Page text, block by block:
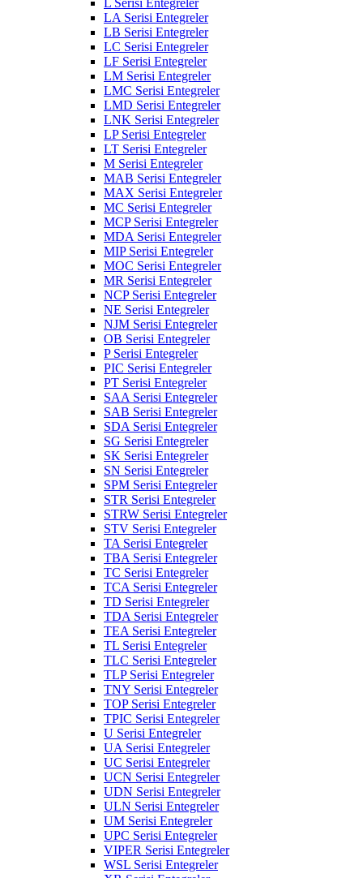
L Serisi Entegreler
LA Serisi Entegreler
LB Serisi Entegreler
LC Serisi Entegreler
LF Serisi Entegreler
LM Serisi Entegreler
LMC Serisi Entegreler
LMD Serisi Entegreler
LNK Serisi Entegreler
LP Serisi Entegreler
LT Serisi Entegreler
M Serisi Entegreler
MAB Serisi Entegreler
MAX Serisi Entegreler
MC Serisi Entegreler
MCP Serisi Entegreler
MDA Serisi Entegreler
MIP Serisi Entegreler
MOC Serisi Entegreler
MR Serisi Entegreler
NCP Serisi Entegreler
NE Serisi Entegreler
NJM Serisi Entegreler
OB Serisi Entegreler
P Serisi Entegreler
PIC Serisi Entegreler
PT Serisi Entegreler
SAA Serisi Entegreler
SAB Serisi Entegreler
SDA Serisi Entegreler
SG Serisi Entegreler
SK Serisi Entegreler
SN Serisi Entegreler
SPM Serisi Entegreler
STR Serisi Entegreler
STRW Serisi Entegreler
STV Serisi Entegreler
TA Serisi Entegreler
TBA Serisi Entegreler
TC Serisi Entegreler
TCA Serisi Entegreler
TD Serisi Entegreler
TDA Serisi Entegreler
TEA Serisi Entegreler
TL Serisi Entegreler
TLC Serisi Entegreler
TLP Serisi Entegreler
TNY Serisi Entegreler
TOP Serisi Entegreler
TPIC Serisi Entegreler
U Serisi Entegreler
UA Serisi Entegreler
UC Serisi Entegreler
UCN Serisi Entegreler
UDN Serisi Entegreler
ULN Serisi Entegreler
UM Serisi Entegreler
UPC Serisi Entegreler
VIPER Serisi Entegreler
WSL Serisi Entegreler